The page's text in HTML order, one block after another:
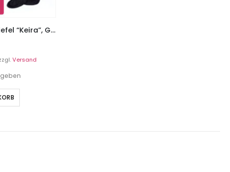
Stiefelsocke für Gummistiefel “Keira”, Gr. 35 – 45
Versand